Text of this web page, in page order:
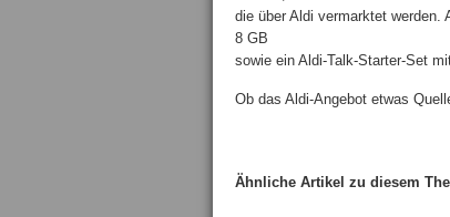
die über Aldi vermarktet
8 GB
sowie ein Aldi-Talk-Starter-Set
Ob das Aldi-Angebot etwas
Ähnliche Artikel zu diesem